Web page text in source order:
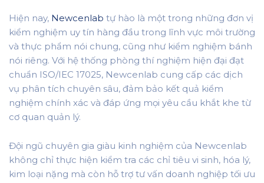
Hiện nay, Newcenlab tự hào là một trong những đơn vị
kiểm nghiệm uy tín hàng đầu trong lĩnh vực môi trường
và thực phẩm nói chung, cũng như kiểm nghiệm bánh
nói riêng. Với hệ thống phòng thí nghiệm hiện đại đạt
chuẩn ISO/IEC 17025, Newcenlab cung cấp các dịch
vụ phân tích chuyên sâu, đảm bảo kết quả kiểm
nghiệm chính xác và đáp ứng mọi yêu cầu khắt khe từ
cơ quan quản lý.
Đội ngũ chuyên gia giàu kinh nghiệm của Newcenlab
không chỉ thực hiện kiểm tra các chỉ tiêu vi sinh, hóa lý,
kim loại nặng mà còn hỗ trợ tư vấn doanh nghiệp tối ưu